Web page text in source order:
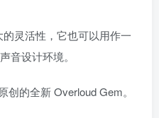
灵活性，它也可以用作一
音设计环境。
的全新 Overloud Gem。